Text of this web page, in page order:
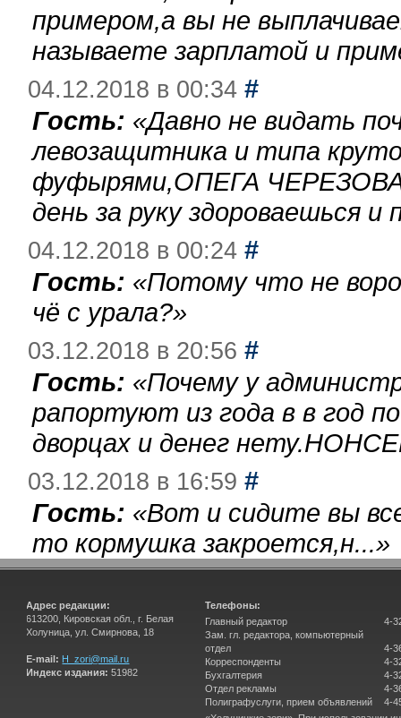
примером,а вы не
называете зарплатой и
04.12.2018 в 00:34 #
Гость: «Давно не видать
левозащитника и типа
фуфырями,ОПЕГА
день за руку здороваешься
04.12.2018 в 00:24 #
Гость: «Потому что не
чё с урала?»
03.12.2018 в 20:56 #
Гость: «Почему у
рапортуют из года в в год
дворцах и денег
03.12.2018 в 16:59 #
Гость: «Вот и сидите вы
то кормушка закроется,н...»
Адрес редакции:
613200, Кировская обл., г. Белая
Холуница, ул. Смирнова, 18
E-mail: H_zori@mail.ru
Индекс издания: 51982
Телефоны:
Главный редактор
Зам. гл. редактора, компьютерный
отдел
Корреспонденты
Бухгалтерия
Отдел рекламы
Полиграфуслуги, прием объявлений
4-
4-
4-
4-
4-
4-